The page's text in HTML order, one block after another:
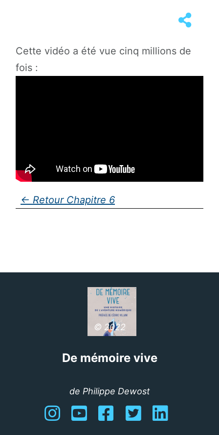
Cette vidéo a été vue cinq millions de
fois :
Chapitre 6
© 2022
De mémoire vive
de Philippe Dewost
InstagramYouTube FacebookTwitter